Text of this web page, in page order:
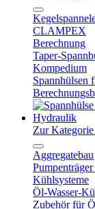
CLAMPEX
Berechnung
Taper-
Kompedium
Spannhülsen
Hydraulik
Zur
Aggregatebau
Kühlsysteme
Öl-Wasser-
Zubehör für